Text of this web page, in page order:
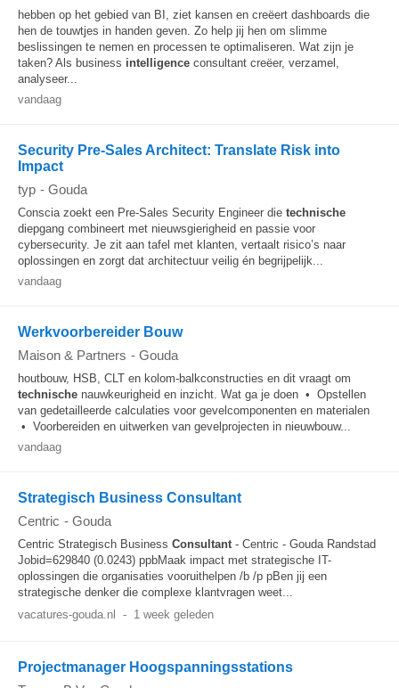
hebben op het gebied van BI, ziet kansen en creëert dashboards die
hen de touwtjes in handen geven. Zo help jij hen om slimme
beslissingen te nemen en processen te optimaliseren. Wat zijn je
taken? Als business intelligence consultant creëer, verzamel,
analyseer...
vandaag
Security Pre-Sales Architect: Translate Risk into
Impact
typ - Gouda
Conscia zoekt een Pre-Sales Security Engineer die technische
diepgang combineert met nieuwsgierigheid en passie voor
cybersecurity. Je zit aan tafel met klanten, vertaalt risico’s naar
oplossingen en zorgt dat architectuur veilig én begrijpelijk...
vandaag
Werkvoorbereider Bouw
Maison & Partners - Gouda
houtbouw, HSB, CLT en kolom-balkconstructies en dit vraagt om
technische nauwkeurigheid en inzicht. Wat ga je doen • Opstellen
van gedetailleerde calculaties voor gevelcomponenten en materialen
• Voorbereiden en uitwerken van gevelprojecten in nieuwbouw...
vandaag
Strategisch Business Consultant
Centric - Gouda
Centric Strategisch Business Consultant- Centric - Gouda Randstad
Jobid=629840 (0.0243) ppbMaak impact met strategische IT-
oplossingen die organisaties vooruithelpen /b /p pBen jij een
strategische denker die complexe klantvragen weet...
vacatures-gouda.nl
- 1 week geleden
Projectmanager Hoogspanningsstations